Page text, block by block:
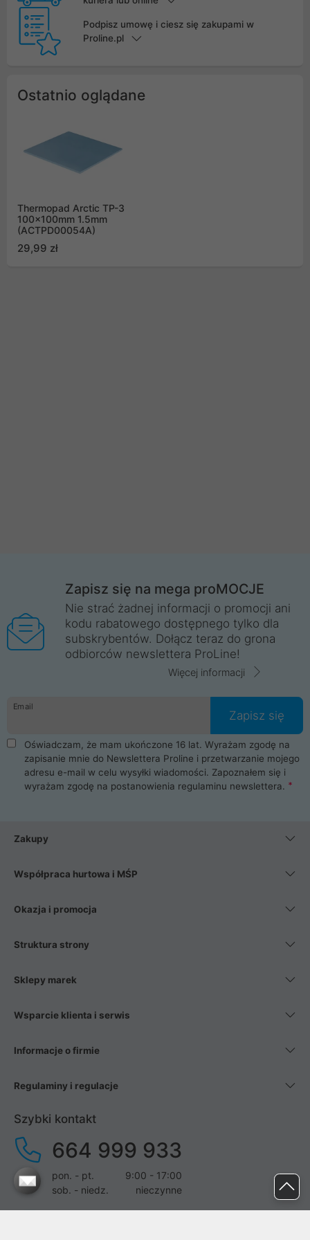
Podpisz umowę i ciesz się zakupami w
Proline.pl
Ostatnio oglądane
Thermopad Arctic TP-3
100x100mm 1.5mm
(ACTPD00054A)
29,99 zł
Zapisz się na mega proMOCJE
Nie strać żadnej informacji o promocji ani
kodu rabatowego dostępnego tylko dla
subskrybentów. Dołącz teraz do grona
odbiorców newslettera ProLine!
Więcej informacji
Email
Zapisz się
Oświadczam, że mam ukończone 16 lat. Wyrażam zgodę na
zapisanie mnie do Newslettera Proline i przetwarzanie mojego
adresu e-mail w celu wysyłki wiadomości. Zapoznałem się i
wyrażam zgodę na postanowienia regulaminu newslettera.
Zakupy
Współpraca hurtowa i MŚP
Okazja i promocja
Struktura strony
Sklepy marek
Wsparcie klienta i serwis
Informacje o firmie
Regulaminy i regulacje
Szybki kontakt
664 999 933
pon. - pt.
9:00 - 17:00
sob. - niedz.
nieczynne